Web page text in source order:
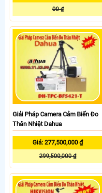
00 ₫
Giải Pháp Camera Cảm Biến Đo
Thân Nhiệt Dahua
Giá: 277,500,000 ₫
299,500,000 ₫